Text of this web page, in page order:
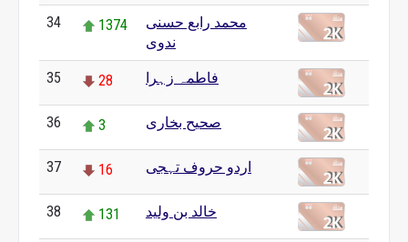
34 1374
محمد رابع حسنی
ندوی
35 28 فاطمہ زہرا
36 3 صحیح بخاری
37 16 اردو حروف تہجی
38 131 خالد بن ولید